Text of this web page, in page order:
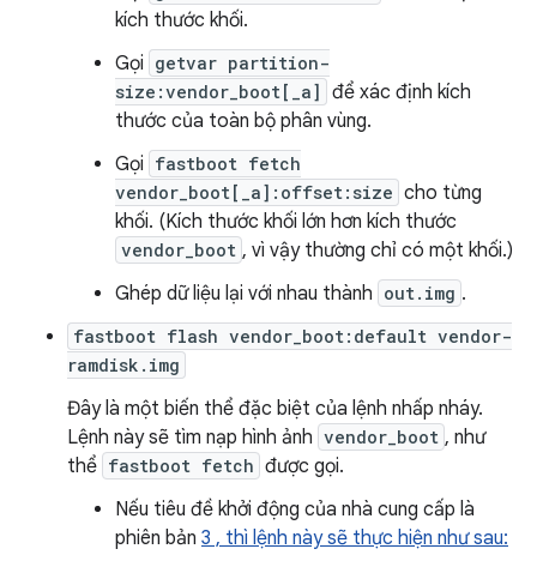
kích thước khối.
Gọi getvar partition-
size:vendor_boot[_a] để xác định kích
thước của toàn bộ phân vùng.
Gọi fastboot fetch
vendor_boot[_a]:offset:size cho từng
khối. (Kích thước khối lớn hơn kích thước
vendor_boot , vì vậy thường chỉ có một khối.)
Ghép dữ liệu lại với nhau thành out.img .
fastboot flash vendor_boot:default vendor-
ramdisk.img
Đây là một biến thể đặc biệt của lệnh nhấp nháy.
Lệnh này sẽ tìm nạp hình ảnh vendor_boot , như
thể fastboot fetch được gọi.
Nếu tiêu đề khởi động của nhà cung cấp là
phiên bản 3 , thì lệnh này sẽ thực hiện như sau: